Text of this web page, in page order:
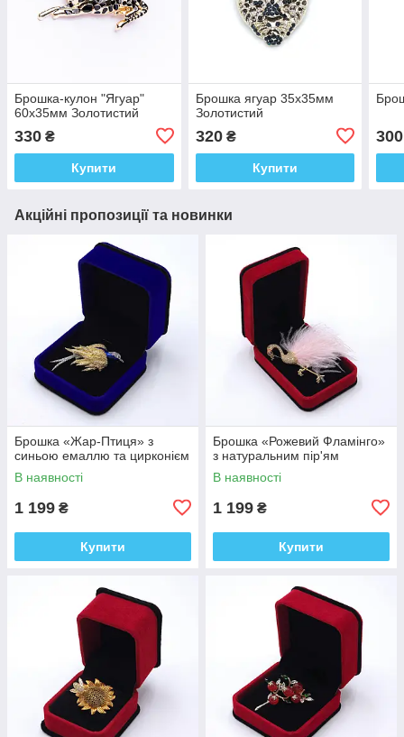
Брошка-кулон "Ягуар"
60х35мм Золотистий
330 ₴
Купити
Брошка ягуар 35х35мм
Золотистий
320₴
Купити
300
Акційні пропозиції та новинки
Брошка «Жар-Птиця» з
синьою емаллю та цирконієм
В наявності
1 199 ₴
Купити
Брошка «Рожевий Фламінго»
з натуральним пір'ям
В наявності
1 199 ₴
Купити